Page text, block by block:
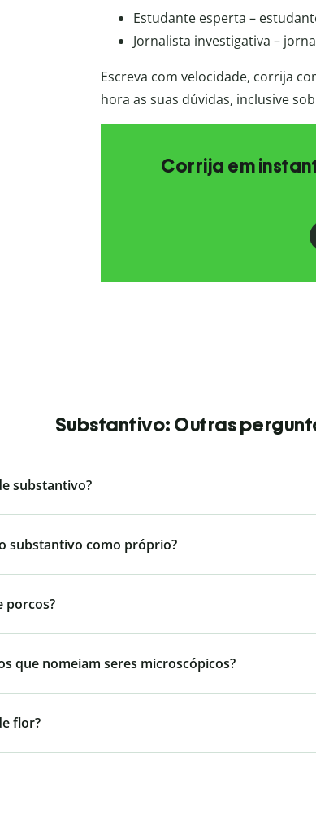
Estudante esperta –
Jornalista investigativa –
Escreva com velocidade, corrija
hora as suas dúvidas, inclusive
Corrija em
Substantivo: Outras
substantivo?
substantivo como próprio?
porcos?
que nomeiam seres microscópicos?
flor?